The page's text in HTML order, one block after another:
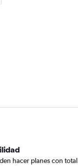
hacer planes con total